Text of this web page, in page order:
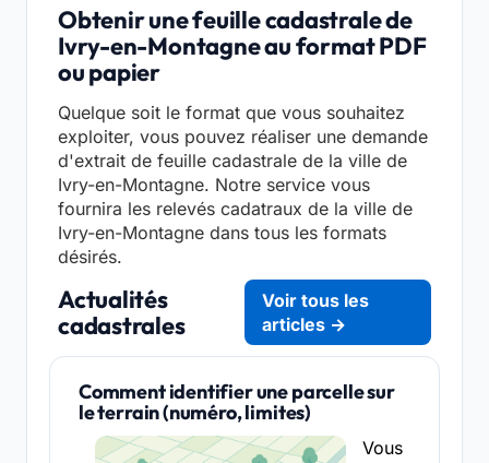
Obtenir une feuille cadastrale de
Ivry-en-Montagne au format PDF
ou papier
Quelque soit le format que vous souhaitez
exploiter, vous pouvez réaliser une demande
d'extrait de feuille cadastrale de la ville de
Ivry-en-Montagne. Notre service vous
fournira les relevés cadatraux de la ville de
Ivry-en-Montagne dans tous les formats
désirés.
Actualités
cadastrales
Voir tous les
articles →
Comment identifier une parcelle sur
le terrain (numéro, limites)
Vous